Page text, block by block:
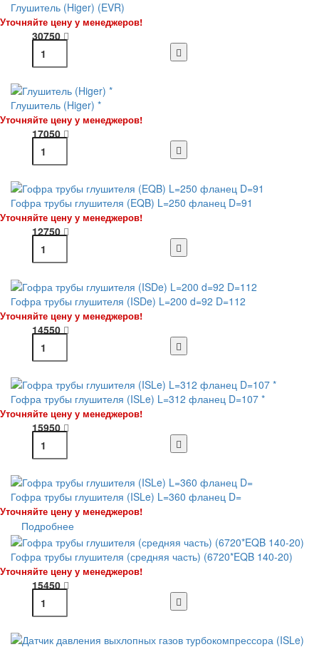
Глушитель (Higer) (EVR)
Уточняйте цену у менеджеров!
30750
Глушитель (Higer) *
Уточняйте цену у менеджеров!
17050
Гофра трубы глушителя (EQB) L=250 фланец D=91
Уточняйте цену у менеджеров!
12750
Гофра трубы глушителя (ISDe) L=200 d=92 D=112
Уточняйте цену у менеджеров!
14550
Гофра трубы глушителя (ISLe) L=312 фланец D=107 *
Уточняйте цену у менеджеров!
15950
Гофра трубы глушителя (ISLe) L=360 фланец D=
Уточняйте цену у менеджеров!
Подробнее
Гофра трубы глушителя (средняя часть) (6720*EQB 140-20)
Уточняйте цену у менеджеров!
15450